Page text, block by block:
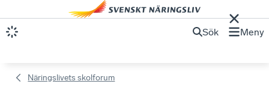
Sök Meny
Näringslivets skolforum